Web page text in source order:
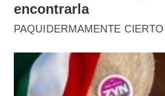
encontrarla
PAQUIDERMAMENTE CIERTO